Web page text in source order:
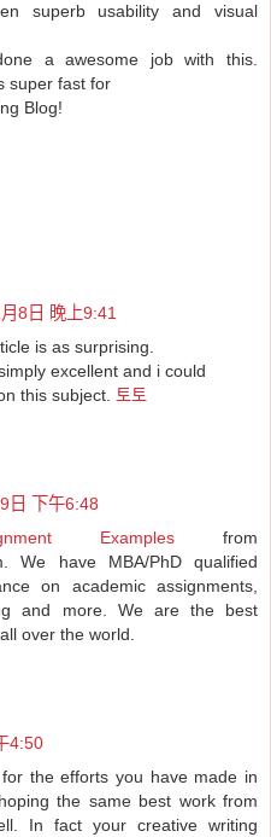
superb usability and visual
a awesome job with this.
super fast for
Blog!
8日 晚上9:41
is as surprising.
excellent and i could
this subject.
토토
日 下午6:48
Examplesfrom
We have MBA/PhD qualified
on academic assignments,
and more. We are the best
over the world.
4:50
the efforts you have made in
the same best work from
In fact your creative writing